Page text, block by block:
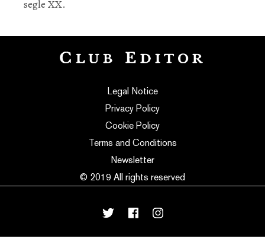
segle XX.
Legal Notice
Privacy Policy
Cookie Policy
Terms and Conditions
Newsletter
© 2019 All rights reserved